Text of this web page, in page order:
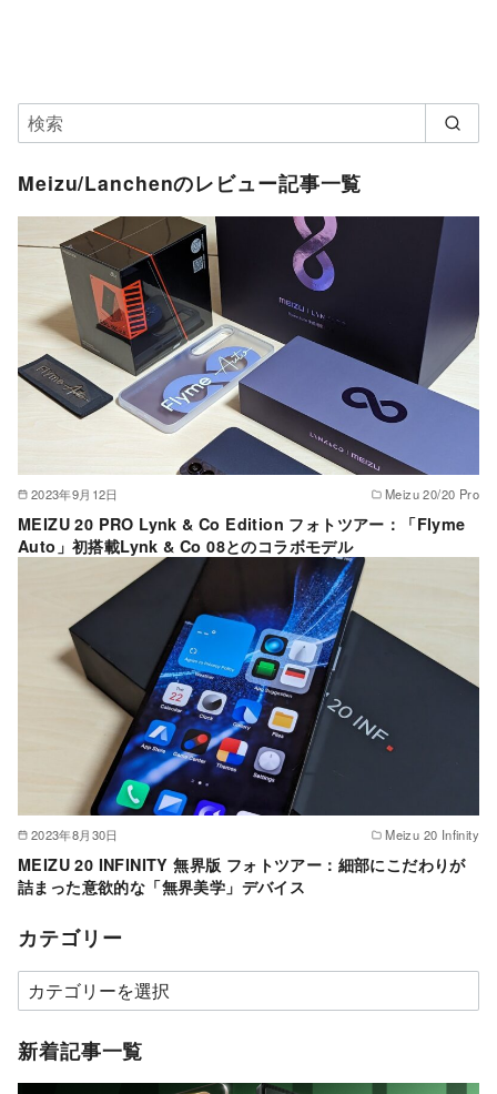
Meizu/Lanchenのレビュー記事一覧
2023年9月12日 Meizu 20/20 Pro
MEIZU 20 PRO Lynk & Co Edition フォトツアー：「Flyme
Auto」初搭載Lynk & Co 08とのコラボモデル
2023年8月30日 Meizu 20 Infinity
MEIZU 20 INFINITY 無界版 フォトツアー：細部にこだわりが
詰まった意欲的な「無界美学」デバイス
カテゴリー
カ
テ
ゴ
新着記事一覧